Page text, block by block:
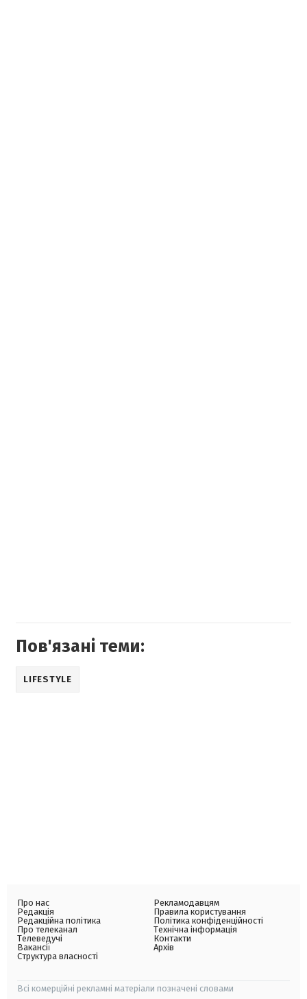
Пов'язані теми:
LIFESTYLE
Про нас
Редакція
Редакційна політика
Про телеканал
Телеведучі
Вакансії
Структура власності
Рекламодавцям
Правила користування
Політика конфіденційності
Технічна інформація
Контакти
Архів
Всі комерційні рекламні матеріали позначені словами